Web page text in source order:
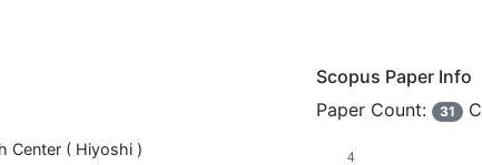
Center ( Hiyoshi )
Scopus Paper Info
Paper Count:
31